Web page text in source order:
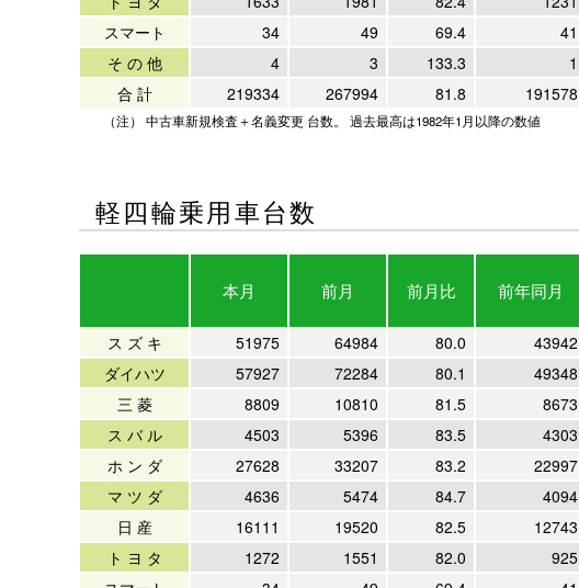
スマート
34 49 69.4 41
そ の 他
4 3 133.3 1
合 計
219334 267994 81.8 191578
（注） 中古車新規検査＋名義変更 台数。 過去最高は1982年1月以降の数値
軽四輪乗用車台数
本月 前月 前月比 前年同月
ス ズ キ 51975 64984 80.0 43942
ダイハツ
57927 72284 80.1 49348
三 菱
8809 10810 81.5 8673
ス バ ル
4503 5396 83.5 4303
ホ ン ダ
27628 33207 83.2 22997
マ ツ ダ
4636 5474 84.7 4094
日 産
16111 19520 82.5 12743
ト ヨ タ
1272 1551 82.0 925